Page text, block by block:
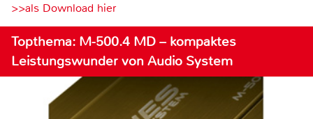
>>als Download hier
Topthema: M-500.4 MD – kompaktes
Leistungswunder von Audio System